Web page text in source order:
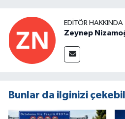
EDITÖR HAKKINDA
Zeynep
Bunlar da ilginizi